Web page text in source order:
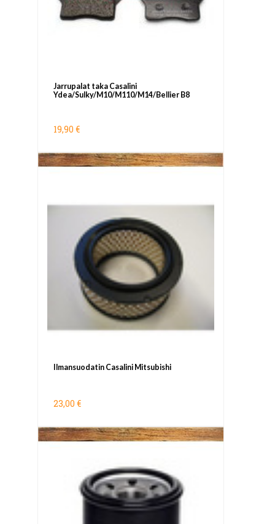
Jarrupalat taka Casalini
Ydea/Sulky/M10/M110/M14/Bellier B8
19,90 €
Ilmansuodatin Casalini Mitsubishi
23,00 €